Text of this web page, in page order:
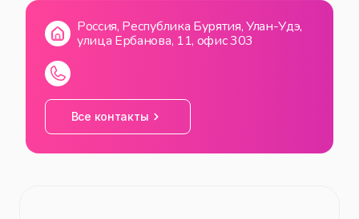
ПТ 09:00—21:00
СБ
Россия, Республика Бурятия, Улан-Удэ,
улица Ербанова, 11, офис 303
Все контакты